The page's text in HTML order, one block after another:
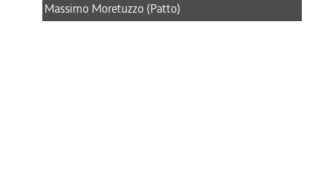
Massimo Moretuzzo (Patto)